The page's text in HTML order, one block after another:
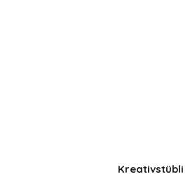
Kreativstübli